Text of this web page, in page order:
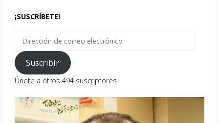
¡SUSCRÍBETE!
Dirección
correo
electrónico
Suscribir
Únete a otros 494 suscriptores